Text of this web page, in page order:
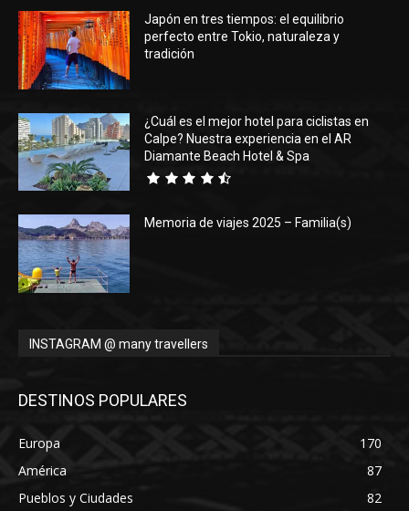
Japón en tres tiempos: el equilibrio
perfecto entre Tokio, naturaleza y
tradición
¿Cuál es el mejor hotel para ciclistas en
Calpe? Nuestra experiencia en el AR
Diamante Beach Hotel & Spa
Memoria de viajes 2025 – Familia(s)
INSTAGRAM @ many travellers
DESTINOS POPULARES
Europa
170
América
87
Pueblos y Ciudades
82